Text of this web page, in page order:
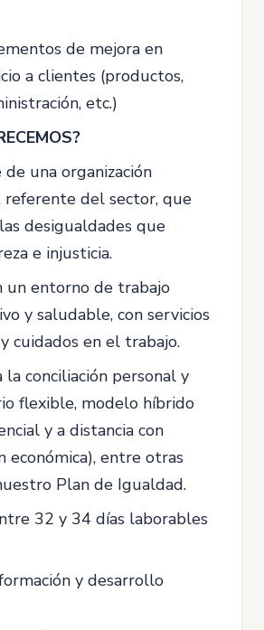
de mejora en
a clientes (productos,
etc.)
una organización
referente del sector, que
desigualdades que
e injusticia.
un entorno de trabajo
y saludable, con servicios
cuidados en el trabajo.
la conciliación personal y
flexible, modelo híbrido
y a distancia con
económica), entre otras
Plan de Igualdad.
32 y 34 días laborables
y desarrollo